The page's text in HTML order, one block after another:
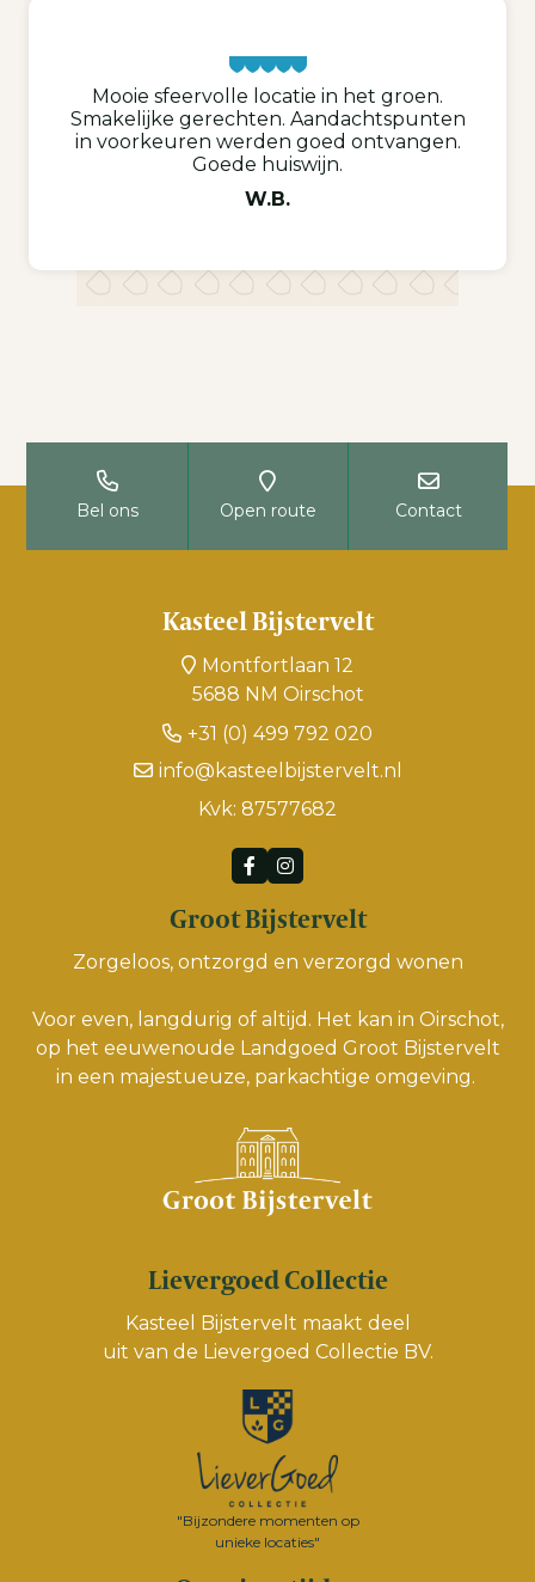
Mooie sfeervolle locatie in het groen.
Smakelijke gerechten. Aandachtspunten
in voorkeuren werden goed ontvangen.
Goede huiswijn.
W.B.
Bel ons Open route Contact
Kasteel Bijstervelt
Montfortlaan 12
5688 NM Oirschot
+31 (0) 499 792 020
info@kasteelbijstervelt.nl
Kvk: 87577682
Groot Bijstervelt
Zorgeloos, ontzorgd en verzorgd wonen
Voor even, langdurig of altijd. Het kan in Oirschot,
op het eeuwenoude Landgoed Groot Bijstervelt
in een majestueuze, parkachtige omgeving.
Lievergoed Collectie
Kasteel Bijstervelt maakt deel
uit van de Lievergoed Collectie BV.
"Bijzondere momenten op
unieke locaties"